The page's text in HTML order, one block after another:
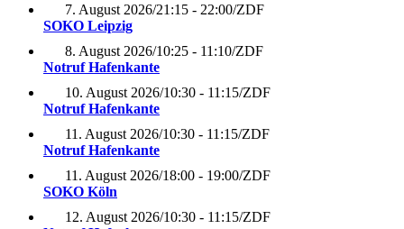
7. August 2026/21:15 - 22:00/ZDF
SOKO Leipzig
8. August 2026/10:25 - 11:10/ZDF
Notruf Hafenkante
10. August 2026/10:30 - 11:15/ZDF
Notruf Hafenkante
11. August 2026/10:30 - 11:15/ZDF
Notruf Hafenkante
11. August 2026/18:00 - 19:00/ZDF
SOKO Köln
12. August 2026/10:30 - 11:15/ZDF